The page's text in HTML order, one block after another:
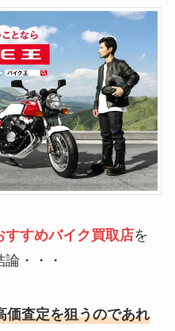
すすめバイク買取店を
・・・
価査定を狙うのであれ